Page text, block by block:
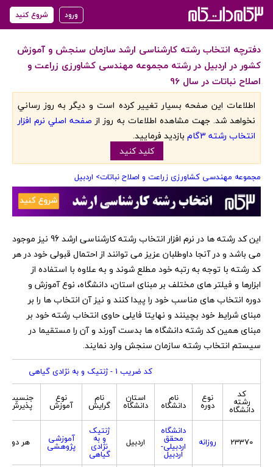
ورود شروع کنید
دفترچه انتخاب رشته کارشناسی ارشد سازمان سنجش و آموزش
کشور در اردبیل در رشته مجموعه مهندسی کشاورزی زراعت و
اصلاح نباتات در سال 96
اطلاعات اين صفحه بسيار تغيير کرده است و ديگر به روز رساني
نخواهد شد. جهت مشاهده اطلاعات به روز از صفحه اصلي نرم افزار
انتخاب رشته 3گام
بازديد فرماييد.
کليد کنيد
مجموعه مهندسی کشاورزی زراعت و اصلاح نباتات> اردبیل
‏این کد رشته ها در نرم افزار انتخاب رشته کارشناسی ارشد 96 نیز موجود
می باشد و در آنجا داوطلبان عزیز می توانند از احتمال قبولی خود در هر
کد رشته با توجه به رتبه خود مطلع شوند و به علاوه با استفاده از
ابزارها و فیلتر های مختلف بر مبنای استان، دانشگاه، نوع آموزش و
دوره انتخاب های مناسب خود را پیدا کنند و نیز آن انتخاب ها را بر
مبنای شرایط خود بچینند و نهایتا فایلی حاوی انتخاب رشته خود بر
مبنای همین کد رشته دانشگاه ها بدست آورند و آن را مستقیما در
سیستم انتخاب رشته سازمان سنجش وارد نمایند.
کد ضریب 1 - ژنتیک و به نژادی گیاهی
کد
رشته
دانشگاه
نوع
دوره
نام
دانشگاه
استان
دانشگاه
نام
گرایش
نوع
آموزش
جنسیت
پذیرش
23370 روزانه
دانشگاه
محقق
اردبیلی-
اردبیل
اردبیل
ژنتیک
و به
نژادی
گیاهی
آموزشی
پژوهشی هر دو